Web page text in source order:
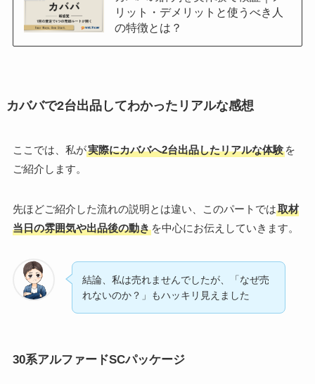
リット・デメリットと使うべき人
の特徴とは？
カババで2台出品してわかったリアルな感想
ここでは、私が実際にカババへ2台出品したリアルな体験を
ご紹介します。
先ほどご紹介した流れの説明とは違い、このパートでは取材
当日の雰囲気や出品後の動きを中心にお伝えしていきます。
結論、私は売れませんでしたが、「なぜ売
れないのか？」もハッキリ見えました
30系アルファードSCパッケージ